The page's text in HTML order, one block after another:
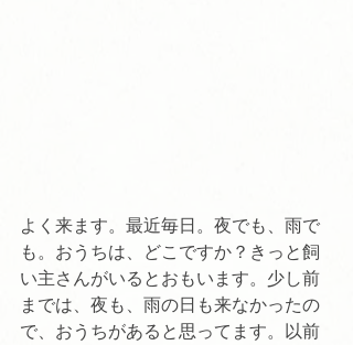
よく来ます。最近毎日。夜でも、雨で
も。おうちは、どこですか？きっと飼
い主さんがいるとおもいます。少し前
までは、夜も、雨の日も来なかったの
で、おうちがあると思ってます。以前